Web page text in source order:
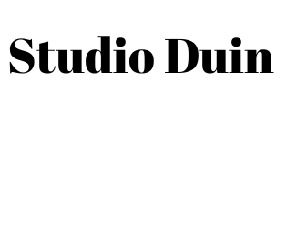
Studio Duin